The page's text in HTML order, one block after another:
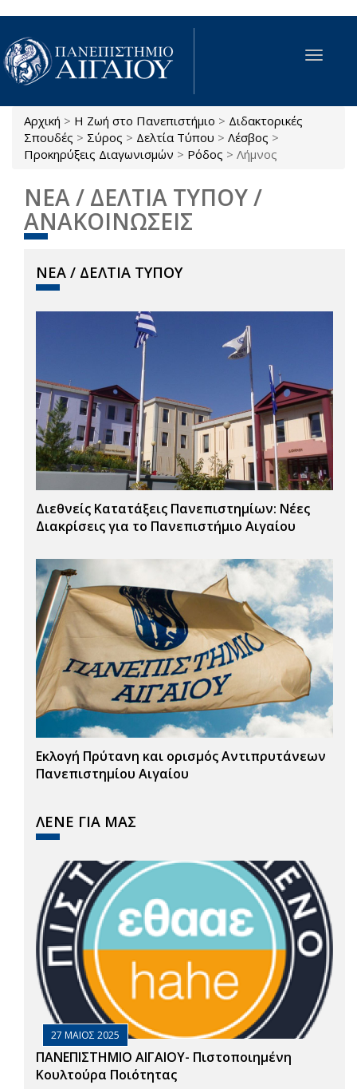
Παράκαμψη προς το κυρίως περιεχόμενο
Toggle
Είστε εδώ
Αρχική > Η Ζωή στο Πανεπιστήμιο > Διδακτορικές
Σπουδές > Σύρος > Δελτία Τύπου > Λέσβος >
Προκηρύξεις Διαγωνισμών > Ρόδος > Λήμνος
ΝΕΑ / ΔΕΛΤΙΑ ΤΥΠΟΥ /
ΑΝΑΚΟΙΝΩΣΕΙΣ
ΝΕΑ / ΔΕΛΤΙΑ ΤΥΠΟΥ
Διεθνείς Κατατάξεις Πανεπιστημίων: Νέες
Διακρίσεις για το Πανεπιστήμιο Αιγαίου
Εκλογή Πρύτανη και ορισμός Αντιπρυτάνεων
Πανεπιστημίου Αιγαίου
ΛΕΝΕ ΓΙΑ ΜΑΣ
27 ΜΑΙΟΣ 2025
ΠΑΝΕΠΙΣΤΗΜΙΟ ΑΙΓΑΙΟΥ- Πιστοποιημένη
Κουλτούρα Ποιότητας